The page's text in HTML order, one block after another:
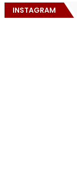
INSTAGRAM